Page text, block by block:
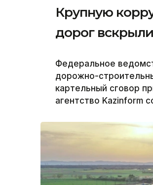
Крупную
дорог
Федеральное
дорожно-
картельный сговор
агентство Kazinform